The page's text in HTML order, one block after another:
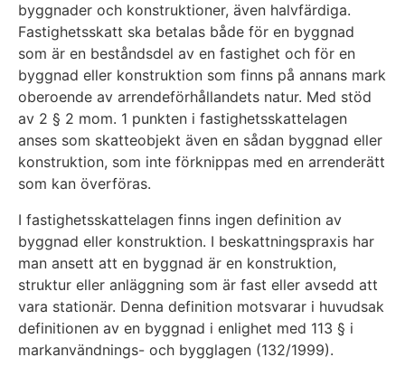
byggnader och konstruktioner, även halvfärdiga.
Fastighetsskatt ska betalas både för en byggnad
som är en beståndsdel av en fastighet och för en
byggnad eller konstruktion som finns på annans mark
oberoende av arrendeförhållandets natur. Med stöd
av 2 § 2 mom. 1 punkten i fastighetsskattelagen
anses som skatteobjekt även en sådan byggnad eller
konstruktion, som inte förknippas med en arrenderätt
som kan överföras.
I fastighetsskattelagen finns ingen definition av
byggnad eller konstruktion. I beskattningspraxis har
man ansett att en byggnad är en konstruktion,
struktur eller anläggning som är fast eller avsedd att
vara stationär. Denna definition motsvarar i huvudsak
definitionen av en byggnad i enlighet med 113 § i
markanvändnings- och bygglagen (132/1999).